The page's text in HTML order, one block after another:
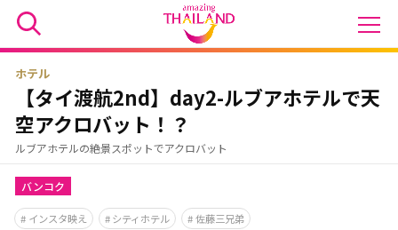
ホテル
【タイ渡航2nd】day2-ルブアホテルで天
空アクロバット！？
ルブアホテルの絶景スポットでアクロバット
バンコク
インスタ映え シティホテル 佐藤三兄弟